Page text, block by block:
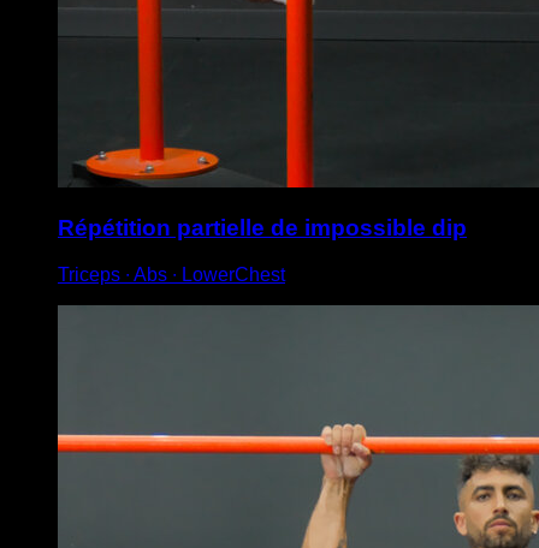
Répétition partielle de impossible dip
Triceps ∙ Abs ∙ LowerChest